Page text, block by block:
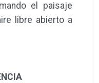
el paisaje
libre abierto a